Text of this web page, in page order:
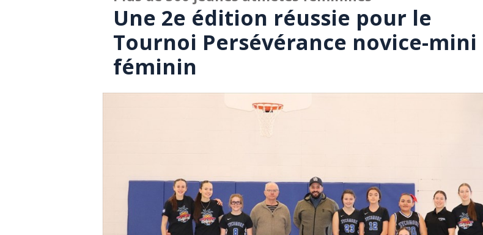
Une 2e édition réussie pour le
Tournoi Persévérance novice-mini
féminin